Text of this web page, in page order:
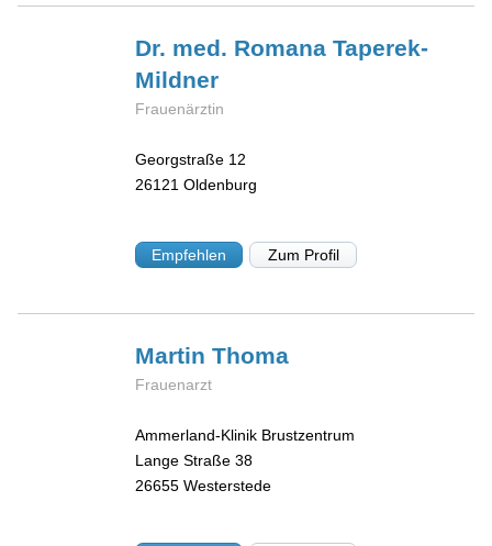
Dr. med. RomanaTaperek-
Mildner
Frauenärztin
Georgstraße 12
26121 Oldenburg
Empfehlen Zum Profil
MartinThoma
Frauenarzt
Ammerland-Klinik Brustzentrum
Lange Straße 38
26655 Westerstede